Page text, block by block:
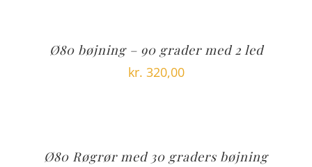
Ø80 bøjning – 90 grader med 2 led
kr. 320,00
Ø80 Røgrør med 30 graders bøjning